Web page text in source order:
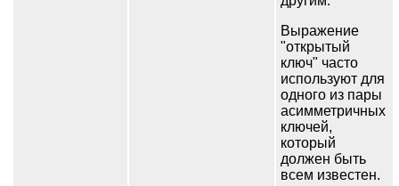
Выражение
"открытый
ключ" часто
используют для
одного из пары
асимметричных
ключей,
который
должен быть
всем известен.